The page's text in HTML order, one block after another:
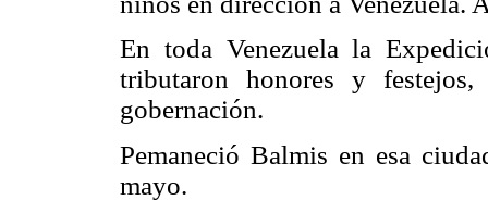
En toda Venezuela la
tributaron honores y festejos,
gobernación.
Pemaneció Balmis en esa
mayo.